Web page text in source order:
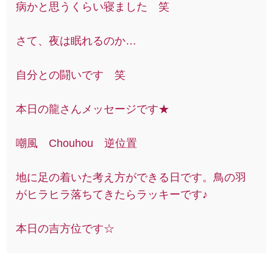
病かと思うくらい寝ました 笑
さて、夜は眠れるのか…
自分との闘いです 笑
本日の龍さんメッセージです★
嘲風 Chouhou 逆位置
地に足の着いた考え方ができる日です。鳥の羽
がヒラヒラ落ちてきたらラッキーです♪
本日の吉方位です☆